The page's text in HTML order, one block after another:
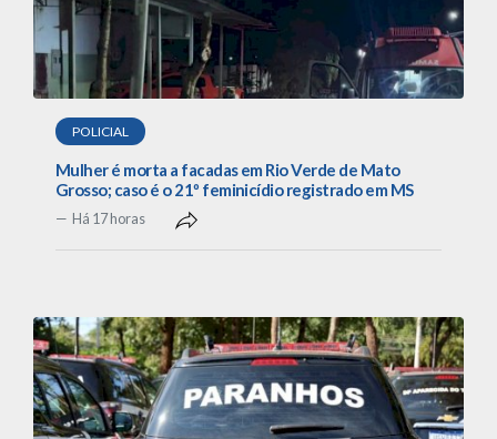
POLICIAL
Mulher é morta a facadas em Rio Verde de Mato
Grosso; caso é o 21º feminicídio registrado em MS
Há 17 horas